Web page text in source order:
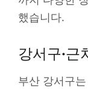
했습니다.
강서구·근
부산 강서구